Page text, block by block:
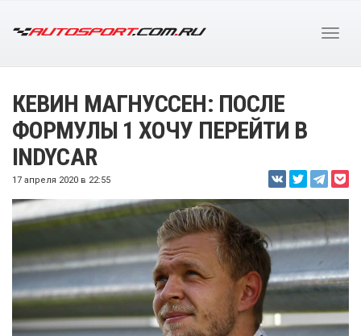
КЕВИН МАГНУССЕН: ПОСЛЕ
ФОРМУЛЫ 1 ХОЧУ ПЕРЕЙТИ В
INDYCAR
17 апреля 2020 в 22:55